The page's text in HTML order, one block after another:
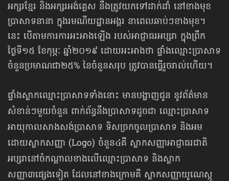
អក្សរខ្មែរ និងអក្សរអង់គ្លេស នឹងត្រូវយកទៅដាក់ដាំ នៅខាងមុខ
ប្រាសាទនានា ក្នុងរមណីយដ្ឋានអង្គរ នាពេលឆាប់ៗខាងមុខ។
នេះ បើតាមការការអះអាងឡើង របស់អាជ្ញាធរអប្សរា ក្នុងព្រឹក
ថ្ងៃទី១៥ ខែកុម្ភៈ ឆ្នាំ២០១៩ ដោយអះអាងថា ផ្ទាំងឈ្មោះប្រាសាទ
ចំនួនប្រមាណជា២៥% នៃចំនួនសរុប ត្រូវបានធ្វើរួចរាល់ហើយ។
ផ្ទាំងស្លាកឈ្មោះប្រាសាទទាំងនោះ មានបង្ហាញជូន នូវព័ត៌មាន
សំខាន់ៗមួយចំនួន ពាក់ព័ន្ធនឹងប្រាសាទដូចជា ឈ្មោះប្រាសាទ
អាយុកាលសាងសង់ប្រាសាទ ទិសច្រកចូលប្រាសាទ និងអម
ដោយស្លាកសញ្ញា (Logo) ចំនួន៤គឺ ស្លាកសញ្ញាអាជ្ញាធរជាតិ
អប្សរានៅចំកណ្តាលខាងលើឈ្មោះប្រាសាទ និងស្លាក
សញ្ញា៣ផ្សេងទៀត ដែលនៅខាងក្រោមគឺ ស្លាកសញ្ញាយូណេស្កូ